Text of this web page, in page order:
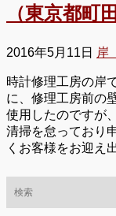
（東京都町
2016年5月11日 岸
時計修理工房の岸
に、修理工房前の
使用したのですが
清掃を怠っており
くお客様をお迎え